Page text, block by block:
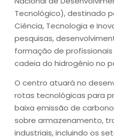
Tecnológico), destinado
Ciência, Tecnologia e
pesquisas,
formação de
cadeia do hidrogênio no
O centro atuará no
rotas tecnológicas para
baixa emissão de
sobre armazenamento,
industriais, incluindo os